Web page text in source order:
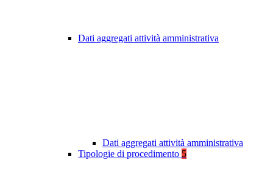
Dati aggregati attività amministrativa
Dati aggregati attività amministrativa
Tipologie di procedimento 5